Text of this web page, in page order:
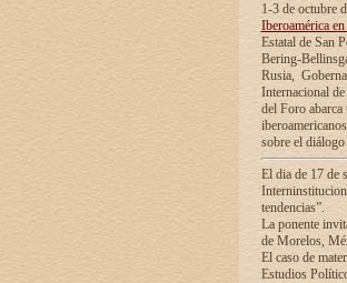
1-3 de octubre
Iberoamérica
Estatal de San
Bering-
Rusia,
Internacional
del Foro
sobre el
El dia de 17 de
tendencias”.
La ponente
de Morelos,
El caso de
Estudios